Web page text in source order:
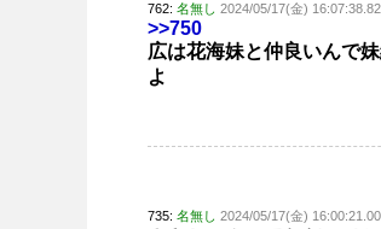
762: 名無し 2024/05/17(金) 16:07:38.82
>>750
広は花海妹と仲良いんで
よ
735: 名無し 2024/05/17(金) 16:00:21.00